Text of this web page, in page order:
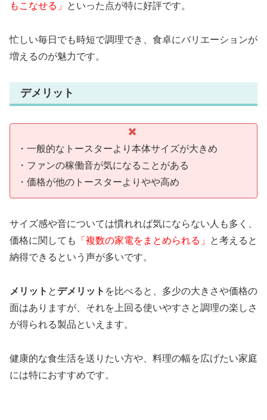
もこなせる」
といった点が特に好評です。
忙しい毎日でも時短で調理でき、食卓にバリエーションが
増えるのが魅力です。
デメリット
・一般的なトースターより本体サイズが大きめ
・ファンの稼働音が気になることがある
・価格が他のトースターよりやや高め
サイズ感や音については慣れれば気にならない人も多く、
価格に関しても
「複数の家電をまとめられる」
と考えると
納得できるという声が多いです。
メリット と デメリット を比べると、多少の大きさや価格の
面はありますが、それを上回る使いやすさと調理の楽しさ
が得られる製品といえます。
健康的な食生活を送りたい方や、料理の幅を広げたい家庭
には特におすすめです。